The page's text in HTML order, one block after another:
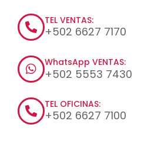
TEL VENTAS:
+502 6627 7170
WhatsApp VENTAS:
+502 5553 7430
TEL OFICINAS:
+502 6627 7100